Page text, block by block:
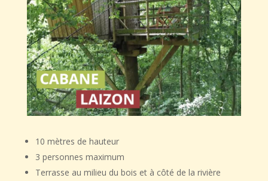
10 mètres de hauteur
3 personnes maximum
Terrasse au milieu du bois et à côté de la rivière